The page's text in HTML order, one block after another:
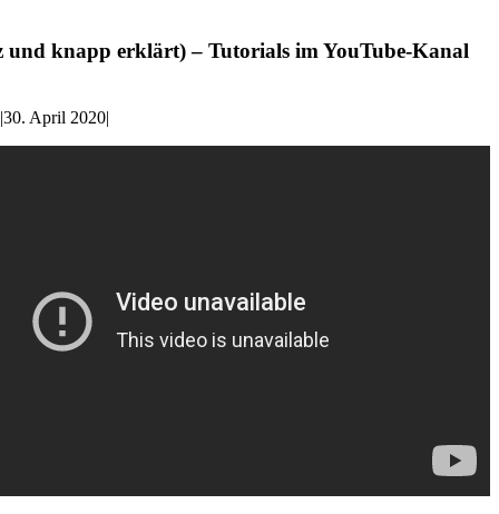
knapp erklärt) – Tutorials im YouTube-Kanal
|30. April 2020|